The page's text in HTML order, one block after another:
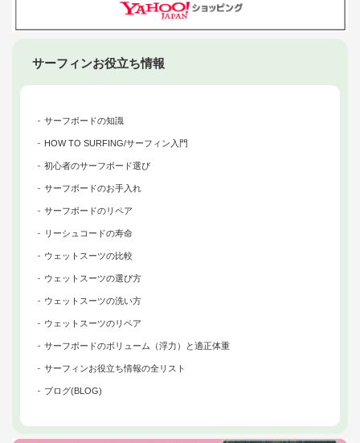
サーフィンお役立ち情報
サーフボードの知識
HOW TO SURFING/サーフィン入門
初心者のサーフボード選び
サーフボードのお手入れ
サーフボードのリペア
リーシュコードの寿命
ウェットスーツの比較
ウェットスーツの選び方
ウェットスーツの洗い方
ウェットスーツのリペア
サーフボードのボリューム（浮力）と適正体重
サーフィンお役立ち情報の全リスト
ブログ(BLOG)